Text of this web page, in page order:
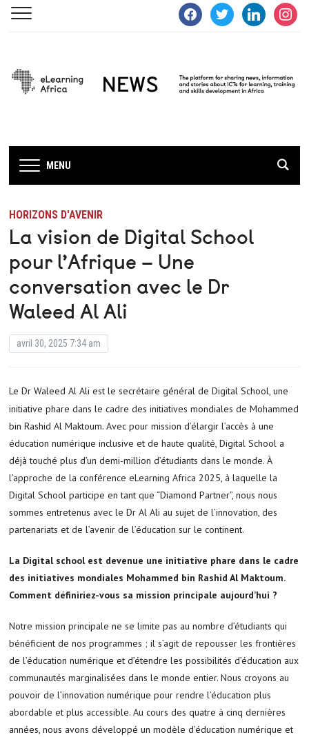
facebooktwitter linkedin
MENU
HORIZONS D'AVENIR
La vision de Digital School
pour l’Afrique – Une
conversation avec le Dr
Waleed Al Ali
avril 30, 2025 7:34 am
Le Dr Waleed Al Ali est le secrétaire général de Digital School, une
initiative phare dans le cadre des initiatives mondiales de Mohammed
bin Rashid Al Maktoum. Avec pour mission d’élargir l’accès à une
éducation numérique inclusive et de haute qualité, Digital School a
déjà touché plus d’un demi-million d’étudiants dans le monde. À
l’approche de la conférence eLearning Africa 2025, à laquelle la
Digital School participe en tant que “Diamond Partner”, nous nous
sommes entretenus avec le Dr Al Ali au sujet de l’innovation, des
partenariats et de l’avenir de l’éducation sur le continent.
La Digital school est devenue une initiative phare dans le cadre
des initiatives mondiales Mohammed bin Rashid Al Maktoum.
Comment définiriez-vous sa mission principale aujourd’hui ?
Notre mission principale ne se limite pas au nombre d’étudiants qui
bénéficient de nos programmes ; il s’agit de repousser les frontières
de l’éducation numérique et d’étendre les possibilités d’éducation aux
communautés marginalisées dans le monde entier. Nous croyons au
pouvoir de l’innovation numérique pour rendre l’éducation plus
abordable et plus accessible. Au cours des quatre à cinq dernières
années, nous avons développé un modèle d’éducation numérique et